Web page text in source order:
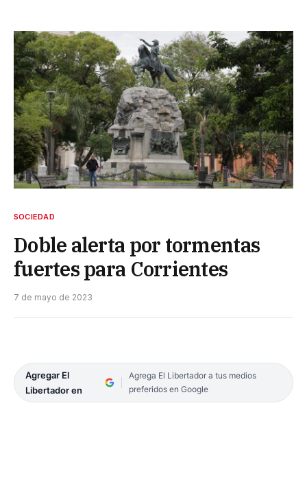
SOCIEDAD
Doble alerta por tormentas
fuertes para Corrientes
7 de mayo de 2023
Agregar El
Libertador en
Agrega El Libertador a tus medios
preferidos en Google